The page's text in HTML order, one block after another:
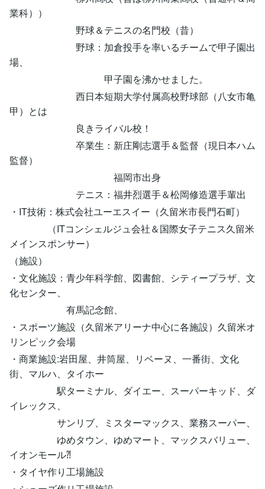
業科））
野球＆テニスの名門校（昔）
野球：加倉投手を率いるチームで甲子園出
場、
甲子園を沸かせました。
西日本短期大学付属高校野球部（八女市亀
甲）とは
良きライバル校！
卒業生：新庄剛志選手＆監督（現日本ハム
監督）
福岡市出身
テニス：福井烈選手＆松岡修造選手輩出
・IT技術：株式会社ユーエスイー（久留米市長門石町）
（ITコンシェルジュ会社＆国際女子テニス久留米
メインスポンサー）
（施設）
・文化施設：青少年科学館、図書館、シティープラザ、文
化センター、
有馬記念館、
・スポーツ施設（久留米アリーナ中心に各施設）久留米オ
リンピック会場
・商業施設:岩田屋、井筒屋、リベーヌ、一番街、文化
街、マルハ、タイホー
駅ターミナル、ダイエー、スーパーキッド、ダ
イレックス、
サンリブ、ミスターマックス、業務スーパー、
ゆめタウン、ゆめマート、マックスバリュー、
イオンモール⁈
・タイヤ作り工場施設